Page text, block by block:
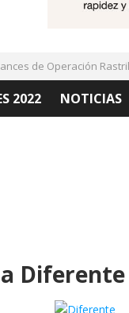
de Operación Rastrillo.
2022 NOTICIAS